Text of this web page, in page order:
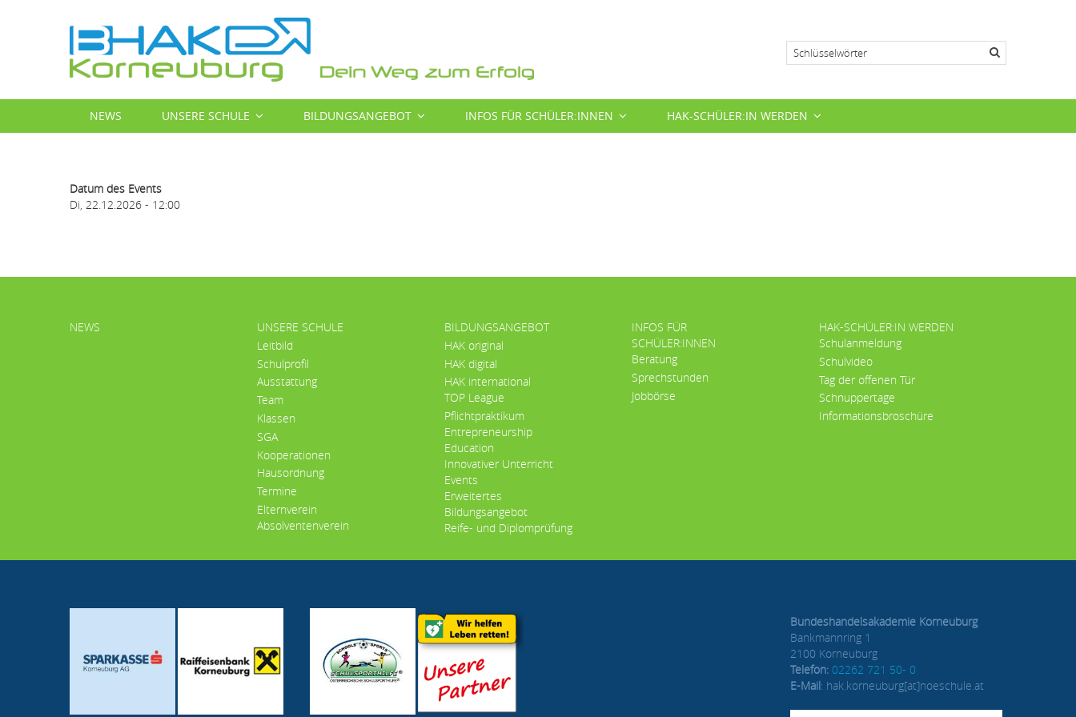
Suche
MAIN
NAVIGATION
NEWS UNSERE SCHULE BILDUNGSANGEBOT INFOS FÜR SCHÜLER:INNEN HAK-SCHÜLER:IN WERDEN
Datum des Events
Di, 22.12.2026 - 12:00
HAUPTMENÜ
NEWS
UNSERE SCHULE
Leitbild
Schulprofil
Ausstattung
Team
Klassen
SGA
Kooperationen
Hausordnung
Termine
Elternverein
Absolventenverein
BILDUNGSANGEBOT
HAK original
HAK digital
HAK international
TOP League
Pflichtpraktikum
Entrepreneurship
Education
Innovativer Unterricht
Events
Erweitertes
Bildungsangebot
Reife- und Diplomprüfung
INFOS FÜR
SCHÜLER:INNEN
Beratung
Sprechstunden
Jobbörse
HAK-SCHÜLER:IN WERDEN
Schulanmeldung
Schulvideo
Tag der offenen Tür
Schnuppertage
Informationsbroschüre
Bundeshandelsakademie Korneuburg
Bankmannring 1
2100 Korneuburg
Telefon: 02262 721 50- 0
E-Mail: hak.korneuburg[at]noeschule.at